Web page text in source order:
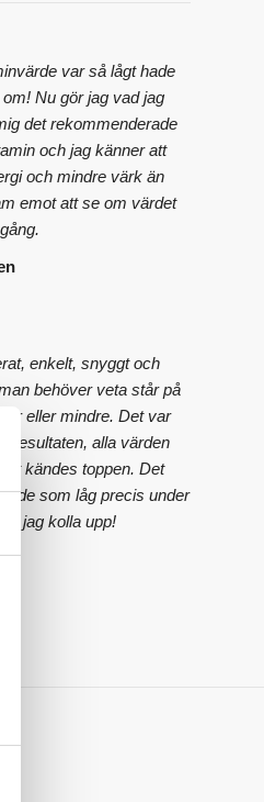
var så lågt hade
Nu gör jag vad jag
det rekommenderade
och jag känner att
och mindre värk än
emot att se om värdet
enkelt, snyggt och
behöver veta står på
eller mindre. Det var
resultaten, alla värden
kändes toppen. Det
som låg precis under
jag kolla upp!